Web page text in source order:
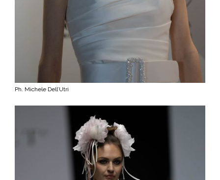
Ph. Michele Dell’Utri